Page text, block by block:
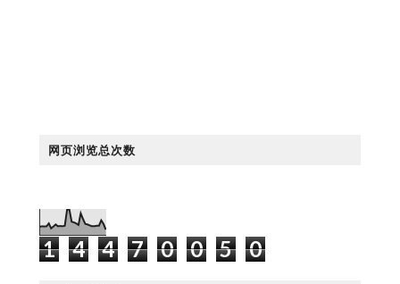
网页浏览总次数
1 4 4 7 0 0 5 0